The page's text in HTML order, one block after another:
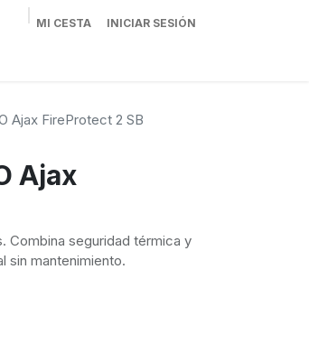
MI CESTA INICIAR SESIÓN
Ajax FireProtect 2 SB
Ajax
Combina seguridad térmica y
sin mantenimiento.